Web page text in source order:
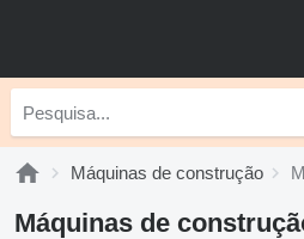
Máquinas de construção
Máquinas de